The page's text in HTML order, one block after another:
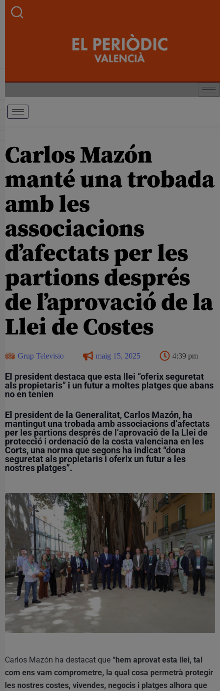
Carlos Mazón
manté una trobada
amb les
associacions
d’afectats per les
partions després
de l’aprovació de la
Llei de Costes
Grup Televisio maig 15, 2025 4:39 pm
El president destaca que esta llei “oferix seguretat
als propietaris” i un futur a moltes platges que abans
no en tenien
El president de la Generalitat, Carlos Mazón, ha
mantingut una trobada amb associacions d’afectats
per les partions després de l’aprovació de la Llei de
protecció i ordenació de la costa valenciana en les
Corts, una norma que segons ha indicat “dona
seguretat als propietaris i oferix un futur a les
nostres platges”.
Carlos Mazón ha destacat que “hem aprovat esta llei, tal
com ens vam comprometre, la qual cosa permetrà protegir
les nostres costes, vivendes, negocis i platges alhora que